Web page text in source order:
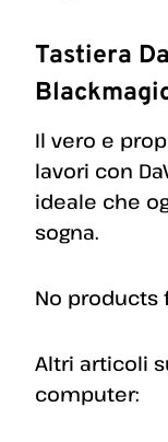
Tastiera
Il vero e
lavori con
ideale che
sogna.
No products
Altri articoli
computer: